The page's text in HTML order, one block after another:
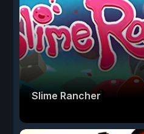
Slime Rancher